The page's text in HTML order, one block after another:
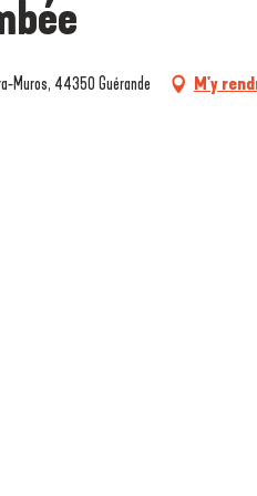
Muros, 44350 Guérande M'y